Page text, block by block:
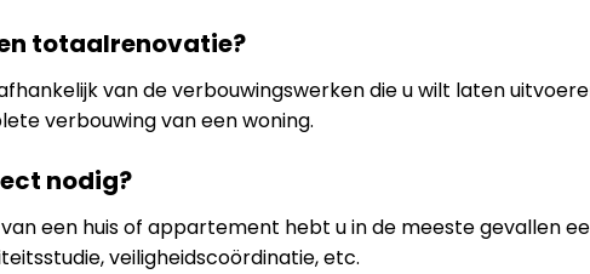
totaalrenovatie?
van de verbouwingswerken die u wilt laten
verbouwing van een woning.
nodig?
een huis of appartement hebt u in de meeste gevallen
veiligheidscoördinatie, etc.